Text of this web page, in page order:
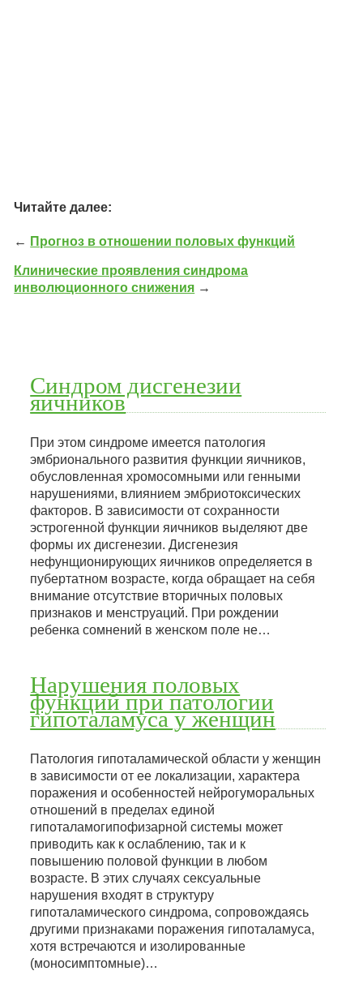
Читайте далее:
← Прогноз в отношении половых функций
Клинические проявления синдрома
инволюционного снижения →
Синдром дисгенезии
яичников
При этом синдроме имеется патология
эмбрионального развития функции яичников,
обусловленная хромосомными или генными
нарушениями, влиянием эмбриотоксических
факторов. В зависимости от сохранности
эстрогенной функции яичников выделяют две
формы их дисгенезии. Дисгенезия
нефунщионирующих яичников определяется в
пубертатном возрасте, когда обращает на себя
внимание отсутствие вторичных половых
признаков и менструаций. При рождении
ребенка сомнений в женском поле не…
Нарушения половых
функций при патологии
гипоталамуса у женщин
Патология гипоталамической области у женщин
в зависимости от ее локализации, характера
поражения и особенностей нейрогуморальных
отношений в пределах единой
гипоталамогипофизарной системы может
приводить как к ослаблению, так и к
повышению половой функции в любом
возрасте. В этих случаях сексуальные
нарушения входят в структуру
гипоталамического синдрома, сопровождаясь
другими признаками поражения гипоталамуса,
хотя встречаются и изолированные
(моносимптомные)…